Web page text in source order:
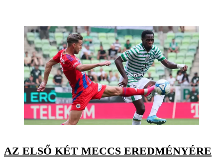
AZ ELSŐ KÉT MECCS EREDMÉNYÉRE